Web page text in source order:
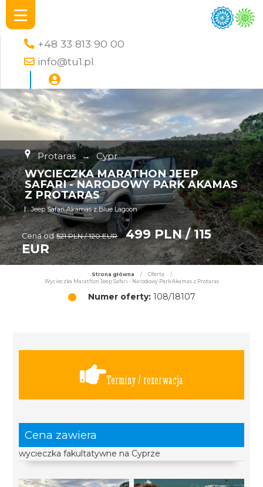
+48 33 813 90 00
info@tu1.pl
Protaras → Cypr
WYCIECZKA MARATHON JEEP
SAFARI - NARODOWY PARK AKAMAS
Z PROTARAS
Jeep Safari Akamas z Blue Lagoon
Cena od 521 PLN / 120 EUR
499 PLN / 115
EUR
Strona główna / Oferta
/
Wycieczka Marathon Jeep Safari - Narodowy Park Akamas z Protaras
Numer oferty:108/18107
Terminy / rezerwacja
Cena zawiera
wycieczka fakultatywne na Cyprze